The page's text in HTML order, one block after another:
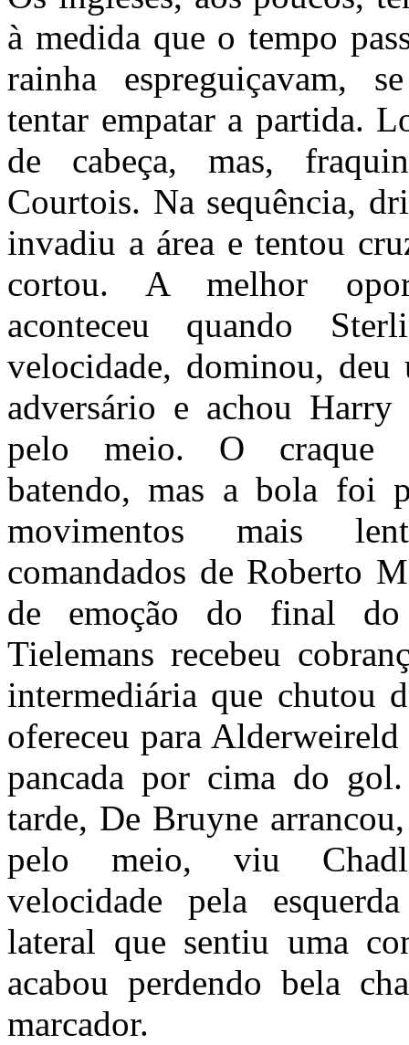
à medida que o tempo
rainha espreguiçavam,
tentar empatar a partida.
de cabeça, mas,
Courtois. Na sequência,
invadiu a área e tentou
cortou. A melhor
aconteceu quando
velocidade, dominou,
adversário e achou Harry
pelo meio. O craque
batendo, mas a bola foi
movimentos mais
comandados de Roberto
de emoção do final do
Tielemans recebeu
intermediária que chutou
ofereceu para
pancada por cima do
tarde, De Bruyne
pelo meio, viu
velocidade pela
lateral que sentiu uma
acabou perdendo bela
marcador.